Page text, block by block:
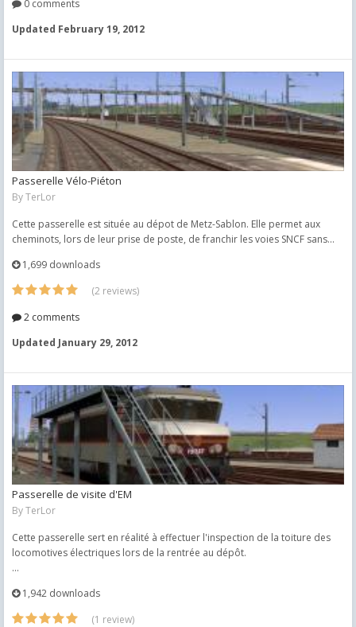
0 comments
Updated February 19, 2012
Passerelle Vélo-Piéton
ByTerLor
Cette passerelle est située au dépot de Metz-Sablon. Elle permet aux
cheminots, lors de leur prise de poste, de franchir les voies SNCF sans...
1,699 downloads
(2 reviews)
2 comments
Updated January 29, 2012
Passerelle de visite d'EM
ByTerLor
Cette passerelle sert en réalité à effectuer l'inspection de la toiture des
locomotives électriques lors de la rentrée au dépôt.
...
1,942 downloads
(1 review)